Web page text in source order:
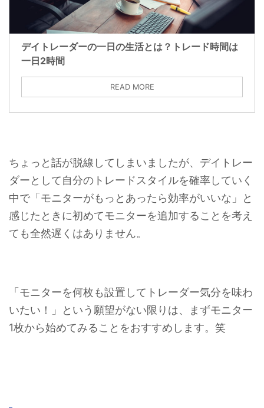
デイトレーダーの一日の生活とは？トレード時間は
一日2時間
READ MORE
ちょっと話が脱線してしまいましたが、デイトレー
ダーとして自分のトレードスタイルを確率していく
中で「モニターがもっとあったら効率がいいな」と
感じたときに初めてモニターを追加することを考え
ても全然遅くはありません。
「モニターを何枚も設置してトレーダー気分を味わ
いたい！」という願望がない限りは、まずモニター
1枚から始めてみることをおすすめします。笑